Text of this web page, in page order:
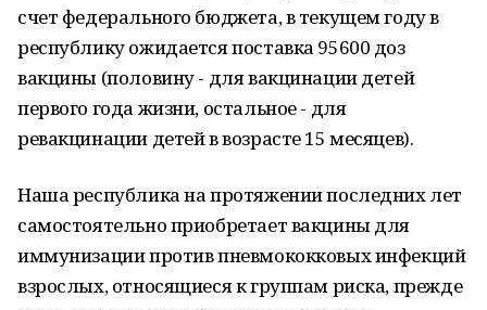
счет федерального бюджета, в текущем году в
республику ожидается поставка 95600 доз
вакцины (половину - для вакцинации детей
первого года жизни, остальное - для
ревакцинации детей в возрасте 15 месяцев).
Наша республика на протяжении последних лет
самостоятельно приобретает вакцины для
иммунизации против пневмококковых инфекций
взрослых, относящиеся к группам риска, прежде